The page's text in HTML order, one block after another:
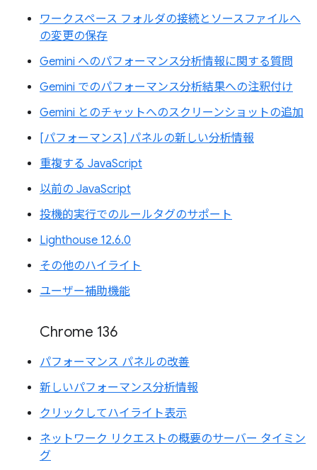
ワークスペース フォルダの接続とソースファイルへ
の変更の保存
Gemini へのパフォーマンス分析情報に関する質問
Gemini でのパフォーマンス分析結果への注釈付け
Gemini とのチャットへのスクリーンショットの追加
[パフォーマンス] パネルの新しい分析情報
重複する JavaScript
以前の JavaScript
投機的実行でのルールタグのサポート
Lighthouse 12.6.0
その他のハイライト
ユーザー補助機能
Chrome 136
パフォーマンス パネルの改善
新しいパフォーマンス分析情報
クリックしてハイライト表示
ネットワーク リクエストの概要のサーバー タイミン
グ